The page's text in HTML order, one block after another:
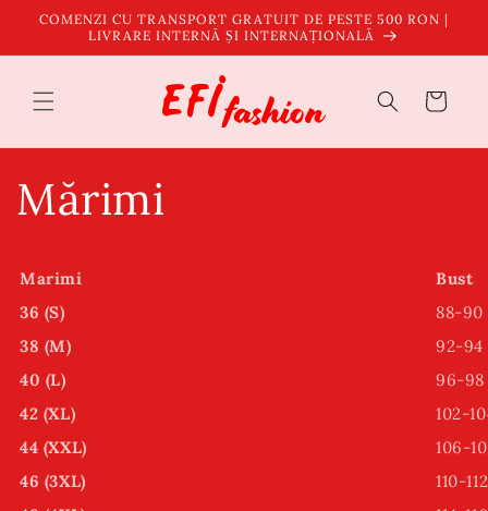
Salt la
conținut
COMENZI CU TRANSPORT GRATUIT DE PESTE 500 RON |
LIVRARE INTERNĂ ȘI INTERNAȚIONALĂ
Coș
Mărimi
Marimi
Bust
36 (S)
88-90
38 (M)
92-94
40 (L)
96-98
42 (XL)
102-
44 (XXL)
106-
46 (3XL)
110-112